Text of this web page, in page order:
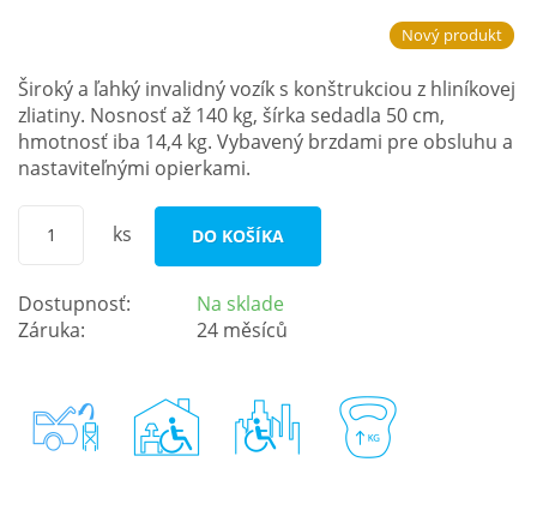
Nový produkt
Široký a ľahký invalidný vozík s konštrukciou z hliníkovej
zliatiny. Nosnosť až 140 kg, šírka sedadla 50 cm,
hmotnosť iba 14,4 kg. Vybavený brzdami pre obsluhu a
nastaviteľnými opierkami.
ks DO KOŠÍKA
Dostupnosť:
Na sklade
Záruka:
24 měsíců